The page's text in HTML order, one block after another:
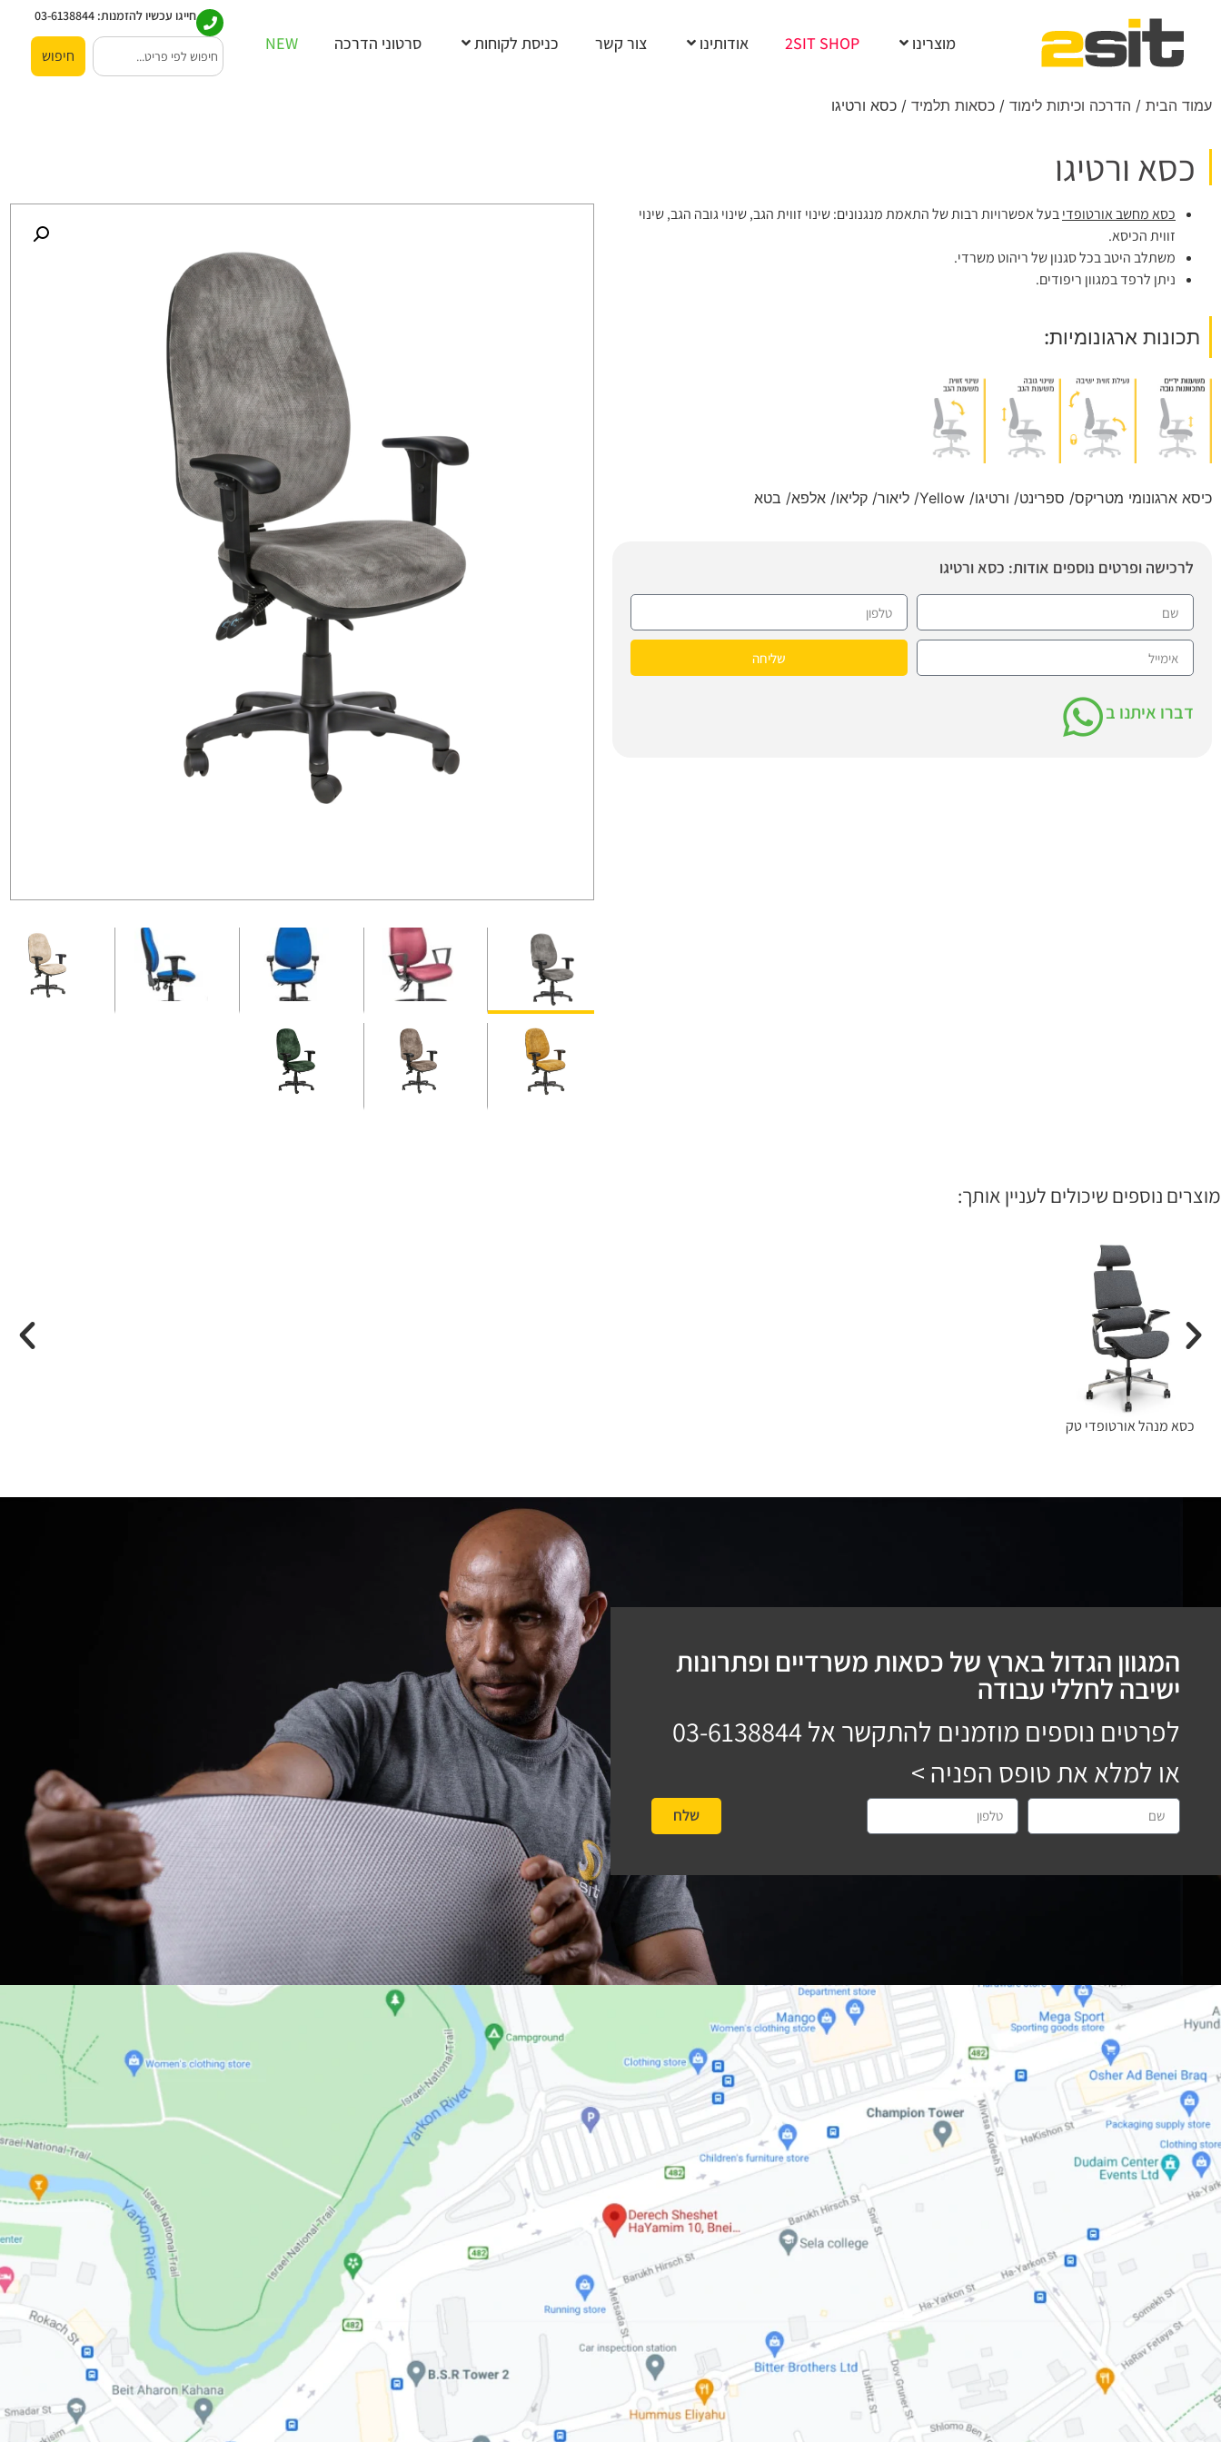
מוצרינו 2SIT SHOP אודותינו צור קשר כניסת לקוחות סרטוני הדרכה NEW
חייגו עכשיו להזמנות: 03-6138844
חיפוש
עמוד הבית / הדרכה וכיתות לימוד / כסאות תלמיד / כסא ורטיגו
כסא ורטיגו
כסא מחשב אורטופדיבעל אפשרויות רבות של התאמת מנגנונים: שינוי זווית הגב, שינוי גובה הגב, שינוי
זווית הכיסא.
משתלב היטב בכל סגנון של ריהוט משרדי.
ניתן לרפד במגוון ריפודים.
תכונות ארגונומיות:
כיסא ארגונומי מטריקס/ ספרינט/ ורטיגו/ Yellow/ ליאור/ קליאו/ אלפא/ בטא
לרכישה ופרטים נוספים אודות: כסא ורטיגו
שליחה
דברו איתנו ב
מוצרים נוספים שיכולים לעניין אותך:
כסא מנהל אורטופדי טק
המגוון הגדול בארץ של כסאות משרדיים ופתרונות
ישיבה לחללי עבודה
לפרטים נוספים מוזמנים להתקשר אל03-6138844
או למלא את טופס הפניה >
שלח